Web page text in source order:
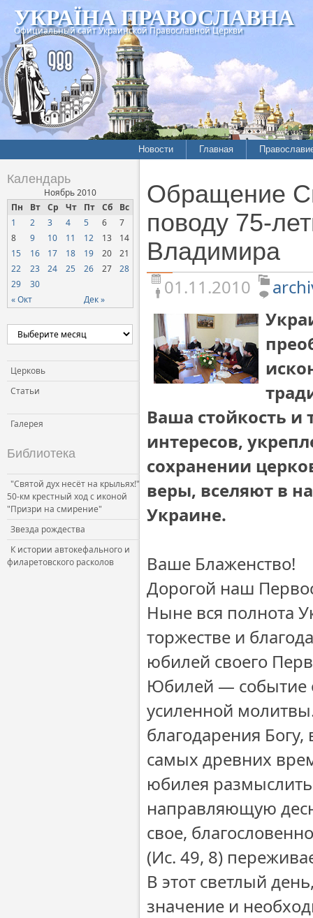
УКРАЇНА ПРАВОСЛАВНА
Официальный сайт Украинской Православной Церкви
Новости
Межконфессиональные
отношения
Нарушения прав
верующих
Официальная хроника
Расколы, ереси, секты
СОЦИАЛЬНОЕ
Церковь и власть
Церковь и общество
Церковь и СМИ
Главная
История
Хроники
Календарь
Ноябрь 2010
Пн
Вт Ср Чт Пт Сб Вс
« Окт Дек »
1 2 3 4 5 6
7
8
9 10 11 12 13
14
15
16 17 18 19 20
21
22
23 24 25 26 27
28
29
30
Церковь
Статьи
Галерея
Библиотека
"Святой дух несёт на крыльях!"
50-км крестный ход с иконой
"Призри на смирение"
Звезда рождества
К истории автокефального и
филаретовского расколов
Обращение
поводу 75-
Владимира
01.11.2010
Ваша стойкость и
интересов,
сохранении
веры, вселяют в
Украине.
Ваше Блаженство!
Дорогой наш
Ныне вся полнота
торжестве и
юбилей своего
Юбилей — событие
усиленной
благодарения
самых древних
юбилея
направляющую
свое,
(Ис. 49, 8)
В этот светлый
значение и